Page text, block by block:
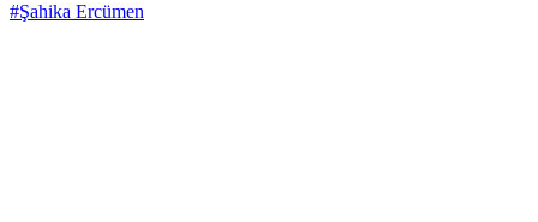
#Şahika Ercümen